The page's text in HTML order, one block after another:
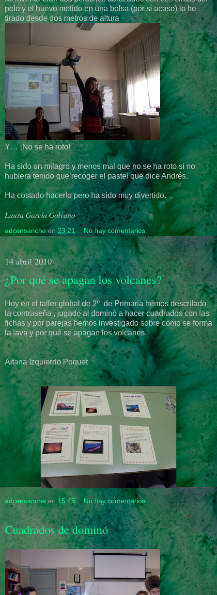
pelo y el huevo metido en una bolsa (por si acaso) lo he
tirado desde dos metros de altura
Y… ¡No se ha roto!
Ha sido un milagro y menos mal que no se ha roto si no
hubiera tenido que recoger el pastel que dice Andrés.
Ha costado hacerlo pero ha sido muy divertido.
Laura García Golvano
adcensanche en 23:21 No hay comentarios:
14 abril 2010
¿Por qué se apagan los volcanes?
Hoy en el taller global de 2º de Primaria hemos descrifado
la contraseña , jugado al dominó a hacer cuadrados con las
fichas y por parejas hemos investigado sobre como se forma
la lava y por qué se apagan los volcanes.
Aitana Izquierdo Poquet
adcensanche en 15:45 No hay comentarios:
Cuadrados de dominó